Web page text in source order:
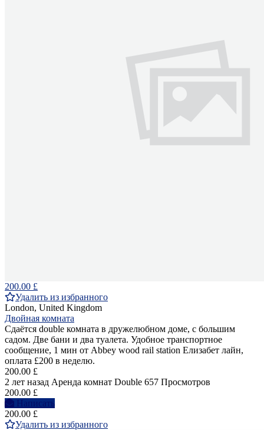
200.00 £
Удалить из избранного
London, United Kingdom
Двойная комната
Сдаётся double комната в дружелюбном доме, с большим
садом. Две бани и два туалета. Удобное транспортное
сообщение, 1 мин от Abbey wood rail station Елизабет лайн,
оплата £200 в неделю.
200.00 £
2 лет назад Аренда комнат Double 657 Просмотров
200.00 £
Написать
200.00 £
Удалить из избранного